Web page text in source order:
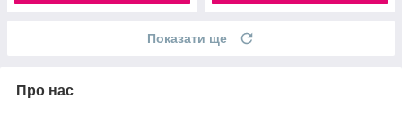
Показати ще
Про нас